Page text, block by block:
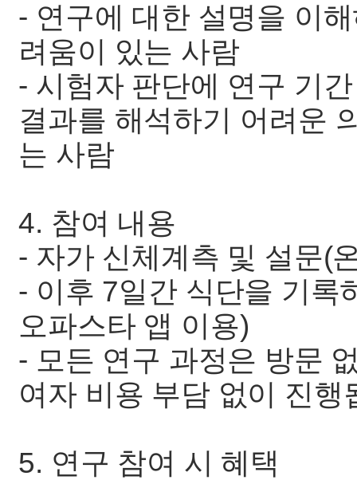
- 연구에 대한 설명을 이
려움이 있는 사람
- 시험자 판단에 연구 기
결과를 해석하기 어려운
는 사람
4. 참여 내용
- 자가 신체계측 및 설문(
- 이후 7일간 식단을 기록
오파스타 앱 이용)
- 모든 연구 과정은 방문
여자 비용 부담 없이 진행
5. 연구 참여 시 혜택